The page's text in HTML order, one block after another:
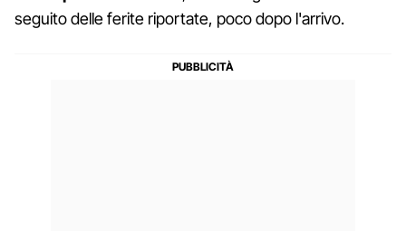
seguito delle ferite riportate, poco dopo l'arrivo.